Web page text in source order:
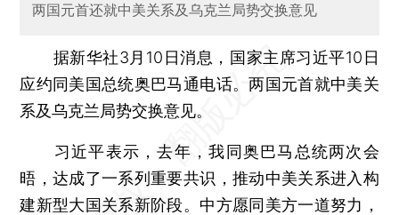
两国元首还就中美关系及乌克兰局势交换意见
据新华社3月10日消息，国家主席习近平10日
应约同美国总统奥巴马通电话。两国元首就中美关
系及乌克兰局势交换意见。
习近平表示，去年，我同奥巴马总统两次会
晤，达成了一系列重要共识，推动中美关系进入构
建新型大国关系新阶段。中方愿同美方一道努力，